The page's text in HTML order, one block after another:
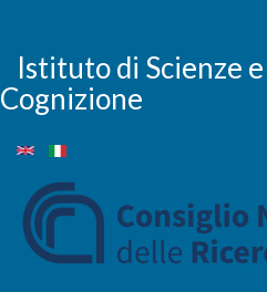
contenuto
principale
Istituto di Scienze
Cognizione